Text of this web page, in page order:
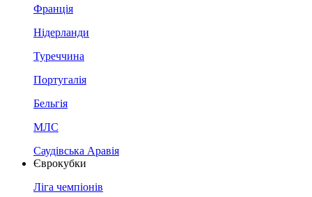
Франція
Нідерланди
Туреччина
Португалія
Бельгія
МЛС
Саудівська Аравія
Єврокубки
Ліга чемпіонів